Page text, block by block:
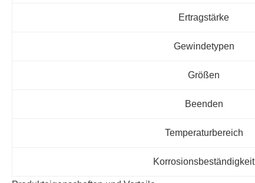
Ertragstärke
Gewindetypen
Größen
Beenden
Temperaturbereich
Korrosionsbeständigkeit